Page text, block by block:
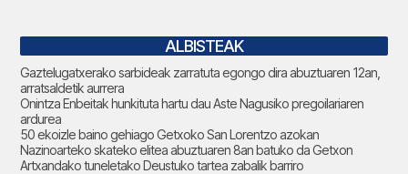
ALBISTEAK
Gaztelugatxerako sarbideak zarratuta egongo dira abuztuaren 12an,
arratsaldetik aurrera
Onintza Enbeitak hunkituta hartu dau Aste Nagusiko pregoilariaren
ardurea
50 ekoizle baino gehiago Getxoko San Lorentzo azokan
Nazinoarteko skateko elitea abuztuaren 8an batuko da Getxon
Artxandako tuneletako Deustuko tartea zabalik barriro